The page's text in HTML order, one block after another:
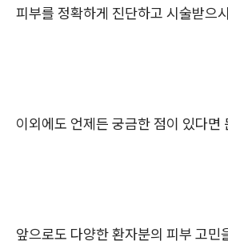
피부를 정확하게 진단하고 시술받으
이외에도 언제든 궁금한 점이 있다면
앞으로도 다양한 환자분의 피부 고민